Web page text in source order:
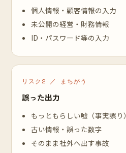
個人情報・顧客情報の入力
未公開の経営・財務情報
ID・パスワード等の入力
リスク2 ／ まちがう
誤った出力
もっともらしい嘘（事実誤り）
古い情報・誤った数字
そのまま社外へ出す事故